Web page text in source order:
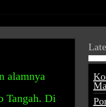
alamnya
Tangah. Di